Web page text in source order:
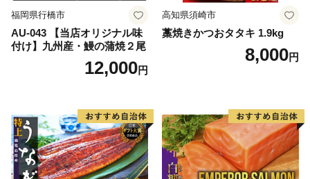
福岡県行橋市
AU-043 【当店オリジナル味
付け】九州産・鰻の蒲焼２尾
12,000円
高知県須崎市
藁焼きかつおタタキ 1.9kg
8,000円